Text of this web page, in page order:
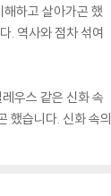
해하고 살아가곤 했
. 역사와 점차 섞여
우스 같은 신화 속
했습니다. 신화 속의